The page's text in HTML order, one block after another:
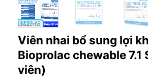
Viên nhai bổ sung lợi
Bioprolac chewable 7.1
viên)